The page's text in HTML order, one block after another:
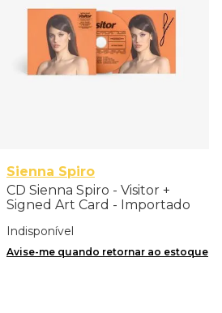
Sienna Spiro
CD Sienna Spiro - Visitor +
Signed Art Card - Importado
Indisponível
Avise-me quando retornar ao estoque